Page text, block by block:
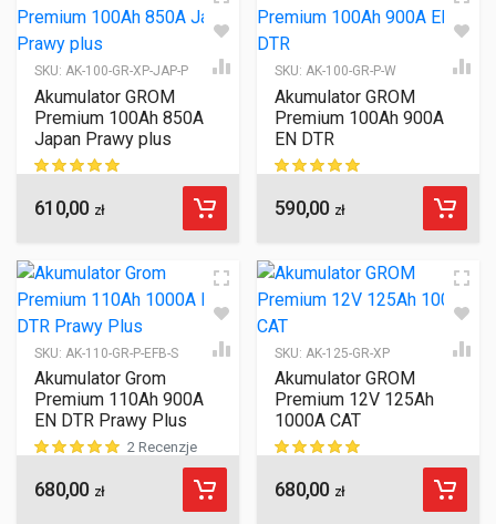
SKU: AK-100-GR-XP-JAP-P
Akumulator GROM
Premium 100Ah 850A
Japan Prawy plus
ocen klientów
610,00 zł
SKU: AK-100-GR-P-W
Akumulator GROM
Premium 100Ah 900A
EN DTR
ocen klientów
590,00 zł
SKU: AK-110-GR-P-EFB-S
Akumulator Grom
Premium 110Ah 900A
EN DTR Prawy Plus
ocen klientów
2 Recenzje
680,00 zł
SKU: AK-125-GR-XP
Akumulator GROM
Premium 12V 125Ah
1000A CAT
ocen klientów
680,00 zł